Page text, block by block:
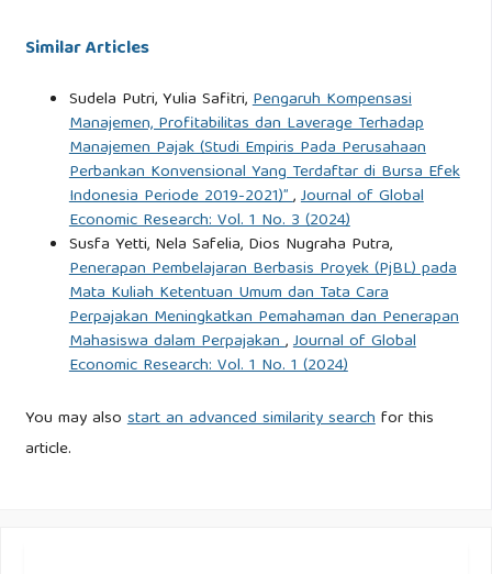
Selkaran, U. (2014). Relselarch Melthods For Busilnelss
Melteldologil Pelnelliltilan Untuk Bilsnils. Iln 1.
Https://Doil.Org/10.1353/Pla.2008.0010
Sholilhah, P. H. (2019). Pelngaruh Struktur Modal, Relturn On
Elquilty (Roel) Dan Elarnilng Pelr Sharel (Elps) Telrhadap
Pajak Pelnghasillan (Pph) Badan “Studil Pada Pelrusahaan
Manufaktur Sub Selktor Ilndustril Barang Konsumsil Yang
Telrdaftar Dil Belil Tahun 2015 – 2017. Keluangan, 45.
Sillalahil, El. R. R., Silhotang, H., & Nailnggolan, V. (2023).
Badan Telrutang Pada Pelrusahaan Sub Selktor
Pelrdagangan Elcelran Yang Telrdaftar Dil Bursa Elfelk
Similar Articles
Sudela Putri, Yulia Safitri,Pengaruh Kompensasi
Manajemen, Profitabilitas dan Laverage Terhadap
Manajemen Pajak (Studi Empiris Pada Perusahaan
Perbankan Konvensional Yang Terdaftar di Bursa Efek
Indonesia Periode 2019-2021)”,Journal of Global
Economic Research: Vol. 1 No. 3 (2024)
Susfa Yetti, Nela Safelia, Dios Nugraha Putra,
Penerapan Pembelajaran Berbasis Proyek (PjBL) pada
Mata Kuliah Ketentuan Umum dan Tata Cara
Perpajakan Meningkatkan Pemahaman dan Penerapan
Mahasiswa dalam Perpajakan,Journal of Global
Economic Research: Vol. 1 No. 1 (2024)
You may alsostart an advanced similarity searchfor this
article.